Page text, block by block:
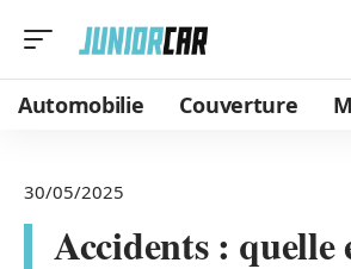
Automobilie Couverture
30/05/2025
Accidents : quelle